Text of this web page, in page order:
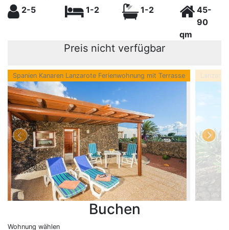
2-5 1-2 1-2
45-
90
qm
Preis nicht verfügbar
Spanien Kanaren Lanzarote Ferienwohnung mit Terrasse
Buchen
Wohnung wählen